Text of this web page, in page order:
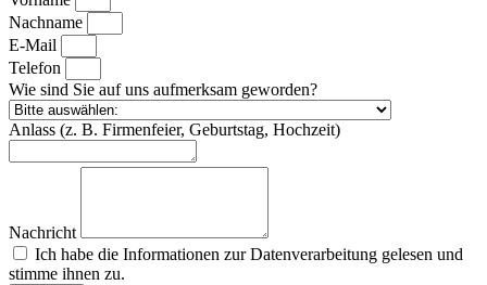
Nachname
E-Mail
Telefon
Wie sind Sie auf uns aufmerksam geworden?
Anlass (z. B. Firmenfeier, Geburtstag, Hochzeit)
Nachricht
Ich habe die Informationen zur Datenverarbeitung gelesen und
stimme ihnen zu.